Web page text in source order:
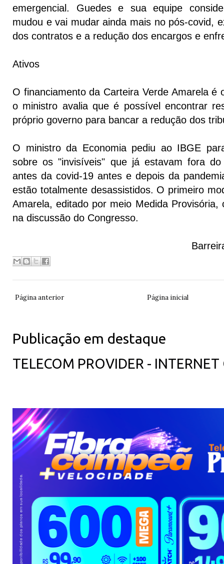
emergencial. Guedes e sua equipe
mudou e vai mudar ainda mais no pós-covid,
dos contratos e a redução dos encargos e
Ativos
O financiamento da Carteira Verde Amarela é
o ministro avalia que é possível encontrar
próprio governo para bancar a redução dos
O ministro da Economia pediu ao IBGE
sobre os "invisíveis" que já estavam fora
antes da covid-19 antes e depois da
estão totalmente desassistidos. O primeiro
Amarela, editado por meio Medida Provisória,
na discussão do Congresso.
Página anterior Página inicial
Publicação em destaque
TELECOM PROVIDER -